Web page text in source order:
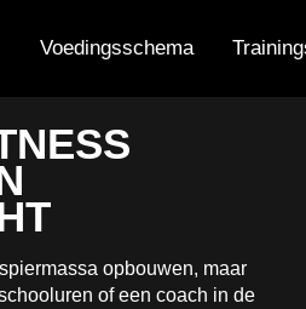
Voedingsschema
opbouwen, maar
of een coach in de